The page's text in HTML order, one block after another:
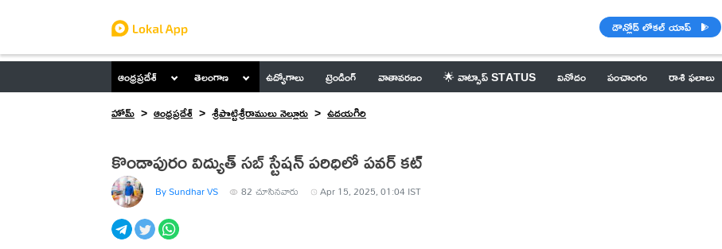
డౌన్లోడ్ లోకల్ యాప్
ఆంధ్రప్రదేశ్ తెలంగాణ ఉద్యోగాలు ట్రెండింగ్ వాతావరణం 🌟 వాట్సాప్ STATUS వినోదం పంచాంగం రాశి ఫలాలు
హోమ్
ఆంధ్రప్రదేశ్ శ్రీపొట్టిశ్రీరాములు నెల్లూరు ఉదయగిరి
కొండాపురం విద్యుత్ సబ్ స్టేషన్ పరిధిలో పవర్ కట్
By Sundhar VS 82 చూసినవారు Apr 15, 2025, 01:04 IST